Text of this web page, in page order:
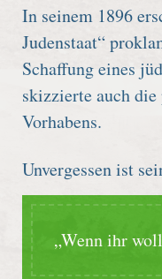
In seinem 1896
Judenstaat“
Schaffung eines
skizzierte auch die
Vorhabens.
Unvergessen ist
„Wenn ihr